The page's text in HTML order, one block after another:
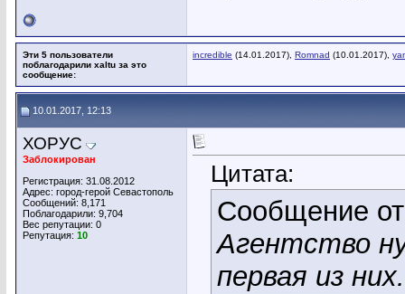
Эти 5 пользователи
поблагодарили xaltu за это
сообщение:
incredible (14.01.2017), Romnad (10.01.2017),
10.01.2017, 12:13
ХОРУС
Заблокирован
Регистрация: 31.08.2012
Адрес: город-герой Севастополь
Сообщений: 8,171
Поблагодарили: 9,704
Вес репутации: 0
Репутация: 10
Цитата:
Сообщение
Агентство
первая из